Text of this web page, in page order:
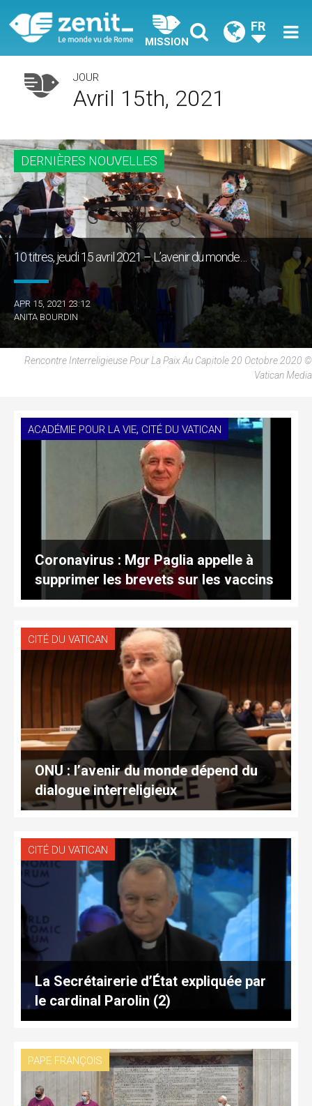
MISSION
FR
JOUR
Avril 15th, 2021
DERNIÈRES NOUVELLES
10 titres, jeudi 15 avril 2021 – L’avenir du monde…
APR 15, 2021 23:12
ANITA BOURDIN
Rencontre Interreligieuse Pour La Paix Au Capitole 20 Octobre 2020 ©
Vatican Media
ACADÉMIE POUR LA VIE, CITÉ DU VATICAN
Coronavirus : Mgr Paglia appelle à
supprimer les brevets sur les vaccins
CITÉ DU VATICAN
ONU : l’avenir du monde dépend du
dialogue interreligieux
CITÉ DU VATICAN
La Secrétairerie d’État expliquée par
le cardinal Parolin (2)
PAPE FRANÇOIS